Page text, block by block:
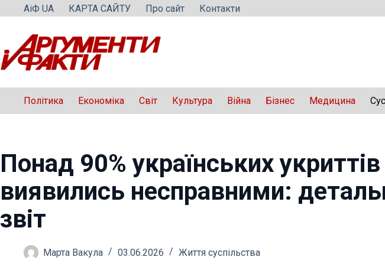
Перейти
вмісту
АіФ UA КАРТА САЙТУ Про сайт Контакти
Політика Економіка Світ Культура Війна Бізнес Медицина
Понад 90% українських укриттів
виявились несправними:
звіт
Марта Вакула 03.06.2026 Життя суспільства